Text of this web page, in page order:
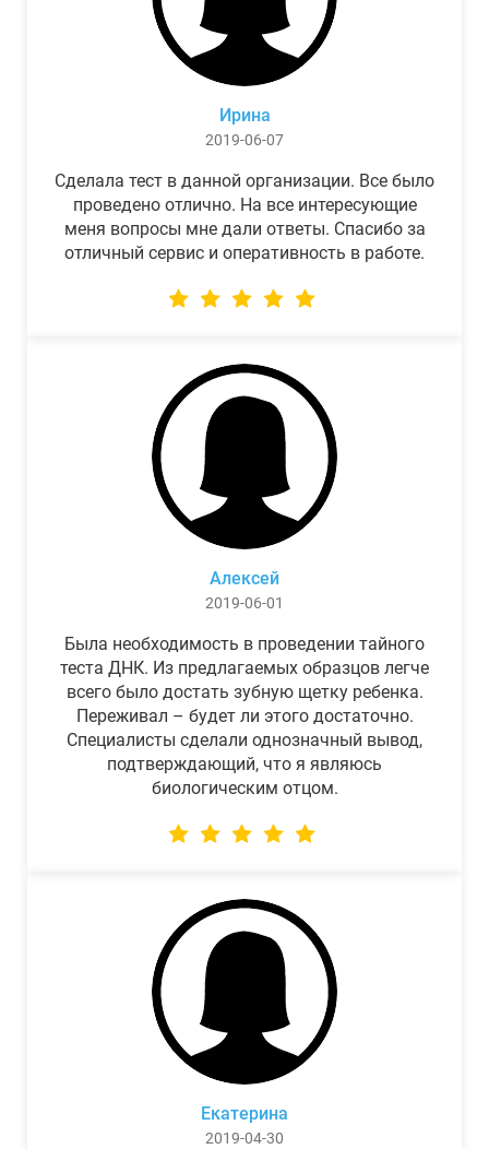
Ирина
2019-06-07
Сделала тест в данной организации. Все было
проведено отлично. На все интересующие
меня вопросы мне дали ответы. Спасибо за
отличный сервис и оперативность в работе.
Алексей
2019-06-01
Была необходимость в проведении тайного
теста ДНК. Из предлагаемых образцов легче
всего было достать зубную щетку ребенка.
Переживал – будет ли этого достаточно.
Специалисты сделали однозначный вывод,
подтверждающий, что я являюсь
биологическим отцом.
Екатерина
2019-04-30